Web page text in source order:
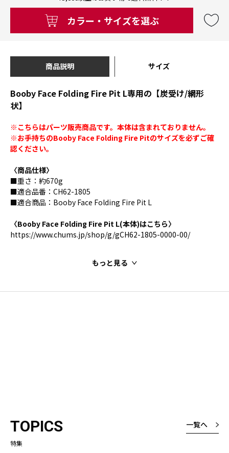
カラー・サイズを選ぶ
商品説明 サイズ
Booby Face Folding Fire Pit L専用の【炭受け/網形
状】
※こちらはパーツ販売商品です。本体は含まれておりません。
※お手持ちのBooby Face Folding Fire Pitのサイズを必ずご確
認ください。
〈商品仕様〉
■重さ：約670g
■適合品番：CH62-1805
■適合商品：Booby Face Folding Fire Pit L
〈Booby Face Folding Fire Pit L(本体)はこちら〉
https://www.chums.jp/shop/g/gCH62-1805-0000-00/
もっと見る
TOPICS
特集
一覧へ